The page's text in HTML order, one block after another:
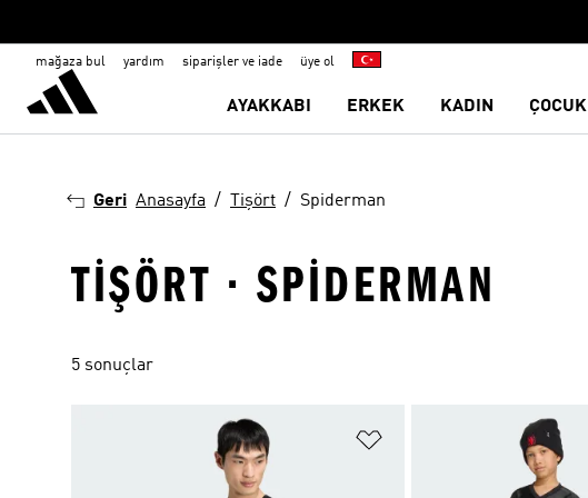
mağaza bul yardım siparişler ve iade üye ol
AYAKKABI ERKEK KADIN ÇOCUK
Geri Anasayfa Tişört Spiderman
TIŞÖRT · SPIDERMAN
5 sonuçlar
Favori Listesine Ekle